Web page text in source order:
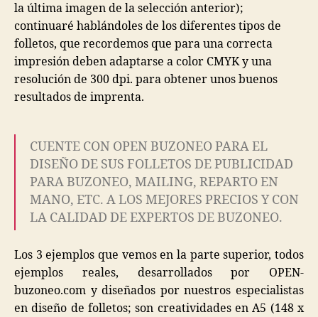
la última imagen de la selección anterior);
continuaré hablándoles de los diferentes tipos de
folletos, que recordemos que para una correcta
impresión deben adaptarse a color CMYK y una
resolución de 300 dpi. para obtener unos buenos
resultados de imprenta.
CUENTE CON OPEN BUZONEO PARA EL
DISEÑO DE SUS FOLLETOS DE PUBLICIDAD
PARA BUZONEO, MAILING, REPARTO EN
MANO, ETC. A LOS MEJORES PRECIOS Y CON
LA CALIDAD DE EXPERTOS DE BUZONEO.
Los 3 ejemplos que vemos en la parte superior, todos
ejemplos reales, desarrollados por OPEN-
buzoneo.com y diseñados por nuestros especialistas
en diseño de folletos; son creatividades en A5 (148 x